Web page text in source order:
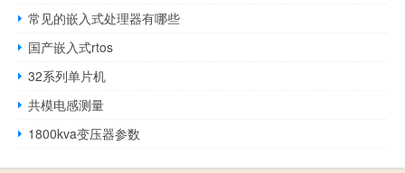
常见的嵌入式处理器有哪些
国产嵌入式rtos
32系列单片机
共模电感测量
1800kva变压器参数